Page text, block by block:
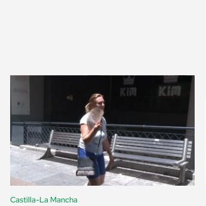
Castilla-La Mancha